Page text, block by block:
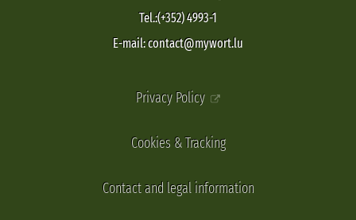
Tel.:(+352) 4993-1
E-mail: contact@mywort.lu
Privacy Policy
Cookies & Tracking
Contact and legal information